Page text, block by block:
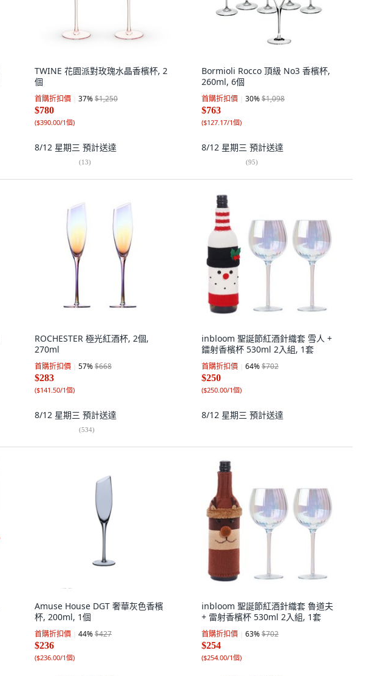
TWINE 花園派對玫瑰水晶香檳杯, 2
個
首購折扣價 37%$1,250
$780
($390.00/1個)
8/12 星期三 預計送達
(13)
Bormioli Rocco 頂級 No3 香檳杯,
260ml, 6個
首購折扣價 30%$1,098
$763
($127.17/1個)
8/12 星期三 預計送達
(95)
ROCHESTER 極光紅酒杯, 2個,
270ml
首購折扣價 57%$668
$283
($141.50/1個)
8/12 星期三 預計送達
(534)
inbloom 聖誕節紅酒針織套 雪人 +
鐳射香檳杯 530ml 2入組, 1套
首購折扣價 64%$702
$250
($250.00/1個)
8/12 星期三 預計送達
Amuse House DGT 奢華灰色香檳
杯, 200ml, 1個
首購折扣價 44%$427
$236
($236.00/1個)
inbloom 聖誕節紅酒針織套 魯道夫
+ 雷射香檳杯 530ml 2入組, 1套
首購折扣價 63%$702
$254
($254.00/1個)